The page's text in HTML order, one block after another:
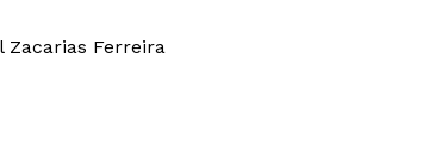
Zacarias Ferreira